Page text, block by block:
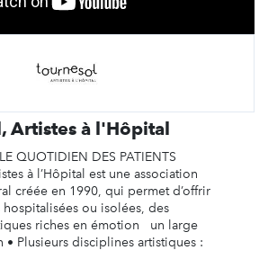
Artistes à l'Hôpital
QUOTIDIEN DES PATIENTS
à l’Hôpital est une association
créée en 1990, qui permet d’offrir
hospitalisées ou isolées, des
riches en émotion un large
• Plusieurs disciplines artistiques :